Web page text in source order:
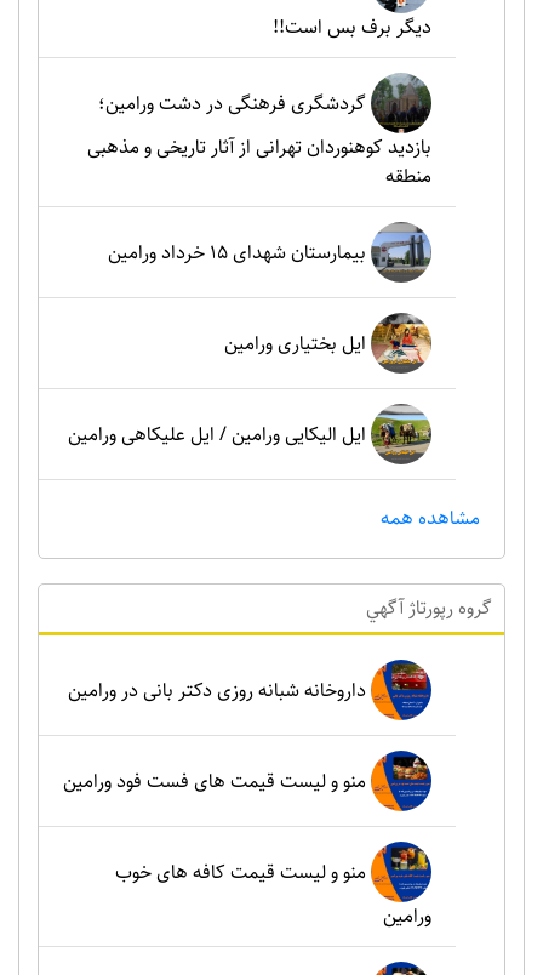
دیگر برف بس است!!
گردشگری فرهنگی در دشت ورامین؛
بازدید کوهنوردان تهرانی از آثار تاریخی و مذهبی
منطقه
بیمارستان شهدای 15 خرداد ورامین
ایل بختیاری ورامین
ایل الیکایی ورامین / ایل علیکاهی ورامین
مشاهده همه
گروه رپورتاژ آگهي
داروخانه شبانه روزی دکتر بانی در ورامین
منو و لیست قیمت های فست فود ورامین
منو و لیست قیمت کافه های خوب
ورامین